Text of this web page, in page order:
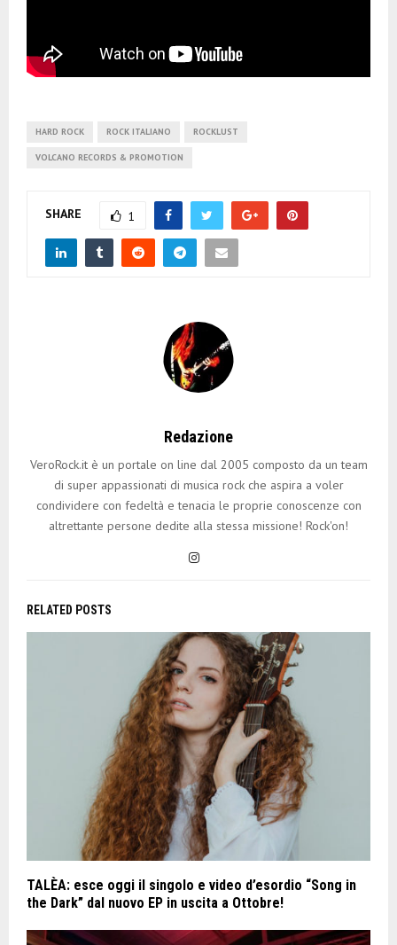
HARD ROCK ROCK ITALIANO ROCKLUST
VOLCANO RECORDS & PROMOTION
SHARE 1
Redazione
VeroRock.it è un portale on line dal 2005 composto da un team
di super appassionati di musica rock che aspira a voler
condividere con fedeltà e tenacia le proprie conoscenze con
altrettante persone dedite alla stessa missione! Rock'on!
RELATED POSTS
TALÈA: esce oggi il singolo e video d’esordio “Song in
the Dark” dal nuovo EP in uscita a Ottobre!